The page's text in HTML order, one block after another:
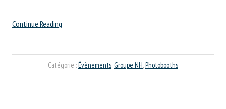
Continue Reading
plus
Catégorie :Évènements,Groupe NH,Photobooths